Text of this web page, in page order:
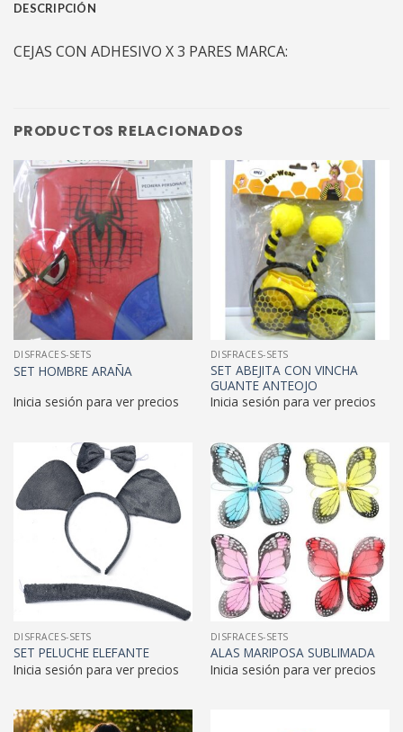
DESCRIPCIÓN
CEJAS CON ADHESIVO X 3 PARES MARCA:
PRODUCTOS RELACIONADOS
DISFRACES-SETS
SET HOMBRE ARAÑA
Inicia sesión para ver precios
DISFRACES-SETS
SET ABEJITA CON VINCHA
GUANTE ANTEOJO
Inicia sesión para ver precios
DISFRACES-SETS
SET PELUCHE ELEFANTE
Inicia sesión para ver precios
DISFRACES-SETS
ALAS MARIPOSA SUBLIMADA
Inicia sesión para ver precios